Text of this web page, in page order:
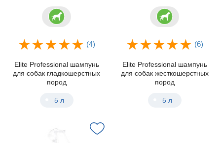
(4)
Elite Professional шампунь
для собак гладкошерстных
пород
5 л
(6)
Elite Professional шампунь
для собак жесткошерстных
пород
5 л